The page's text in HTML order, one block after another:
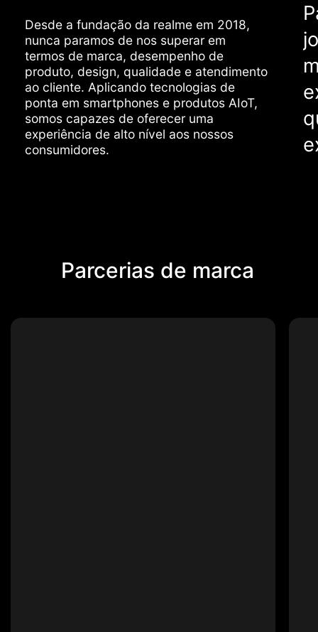
Desde a fundação da realme em 2018,
nunca paramos de nos superar em
termos de marca, desempenho de
produto, design, qualidade e atendimento
ao cliente. Aplicando tecnologias de
ponta em smartphones e produtos AIoT,
somos capazes de oferecer uma
experiência de alto nível aos nossos
consumidores.
Parcerias de marca